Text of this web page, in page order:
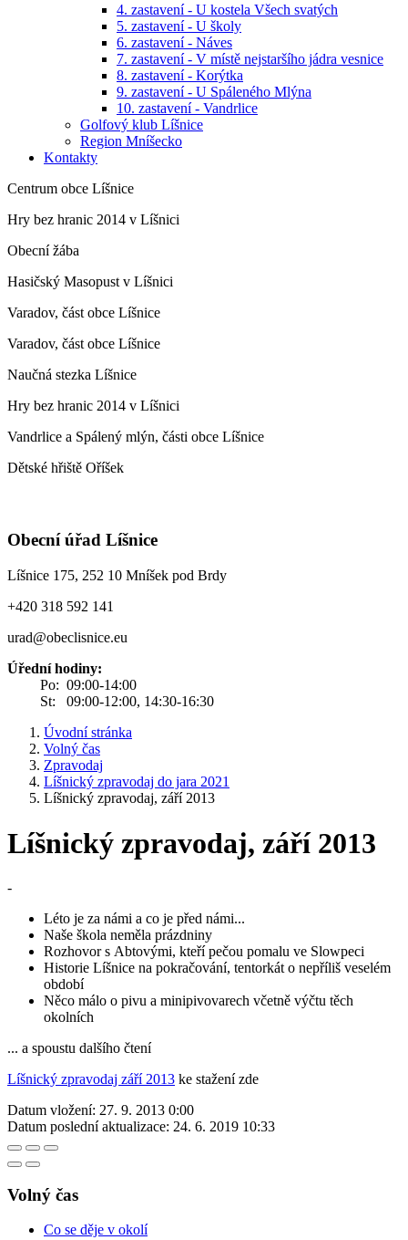
4. zastavení - U kostela Všech svatých
5. zastavení - U školy
6. zastavení - Náves
7. zastavení - V místě nejstaršího jádra vesnice
8. zastavení - Korýtka
9. zastavení - U Spáleného Mlýna
10. zastavení - Vandrlice
Golfový klub Líšnice
Region Mníšecko
Kontakty
Centrum obce Líšnice
Hry bez hranic 2014 v Líšnici
Obecní žába
Hasičský Masopust v Líšnici
Varadov, část obce Líšnice
Varadov, část obce Líšnice
Naučná stezka Líšnice
Hry bez hranic 2014 v Líšnici
Vandrlice a Spálený mlýn, části obce Líšnice
Dětské hřiště Oříšek
Obecní úřad Líšnice
Líšnice 175, 252 10 Mníšek pod Brdy
+420 318 592 141
urad@obeclisnice.eu
Úřední hodiny:
Po: 09:00-14:00
St: 09:00-12:00, 14:30-16:30
Úvodní stránka
Volný čas
Zpravodaj
Líšnický zpravodaj do jara 2021
Líšnický zpravodaj, září 2013
Líšnický zpravodaj, září 2013
-
Léto je za námi a co je před námi...
Naše škola neměla prázdniny
Rozhovor s Abtovými, kteří pečou pomalu ve Slowpeci
Historie Líšnice na pokračování, tentorkát o nepříliš veselém
období
Něco málo o pivu a minipivovarech včetně výčtu těch
okolních
... a spoustu dalšího čtení
Líšnický zpravodaj září 2013 ke stažení zde
Datum vložení: 27. 9. 2013 0:00
Datum poslední aktualizace: 24. 6. 2019 10:33
Volný čas
Co se děje v okolí